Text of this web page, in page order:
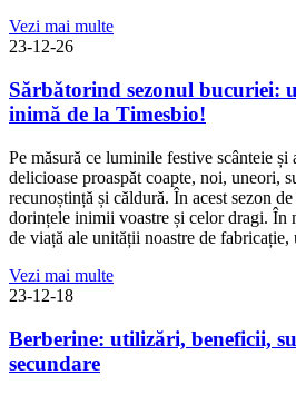
Vezi mai multe
23-12-26
Sărbătorind sezonul bucuriei:
inimă de la Timesbio!
Pe măsură ce luminile festive scânteie și
delicioase proaspăt coapte, noi, uneori,
recunoștință și căldură. În acest sezon
dorințele inimii voastre și celor dragi.
de viață ale unității noastre de fabricație,
Vezi mai multe
23-12-18
Berberine: utilizări, beneficii,
secundare